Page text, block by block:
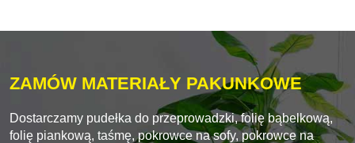
ZAMÓW MATERIAŁY PAKUNKOWE
Dostarczamy pudełka do przeprowadzki, folię bąbelkową,
folię piankową, taśmę, pokrowce na sofy, pokrowce na